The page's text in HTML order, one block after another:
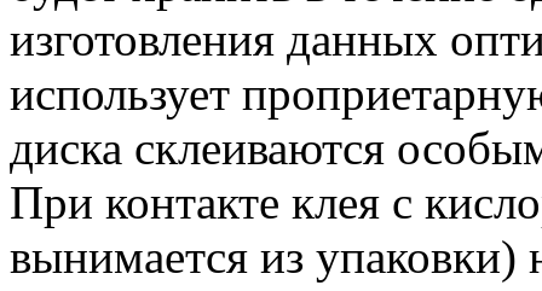
изготовления данных
использует
диска склеиваются
При контакте клея с
вынимается из упаковки)